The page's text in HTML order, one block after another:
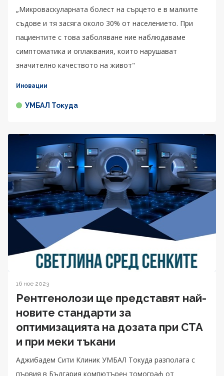
„Микроваскуларната болест на сърцето е в малките
съдове и тя засяга около 30% от населението. При
пациентите с това заболяване ние наблюдаваме
симптоматика и оплаквания, които нарушават
значително качеството на живот"
Иновации
УМБАЛ Токуда
16 ное 2023
Рентгенолози ще представят най-
новите стандарти за
оптимизацията на дозата при CTA
и при меки тъкани
Аджибадем Сити Клиник УМБАЛ Токуда разполага с
първия в България компютърен томограф от